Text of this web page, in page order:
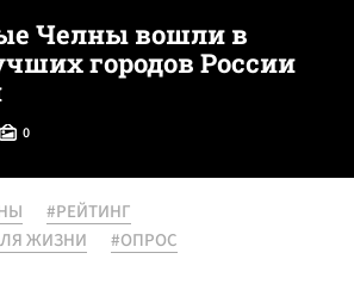
Челны вошли в
городов России
0
#РЕЙТИНГ
ЖИЗНИ
#ОПРОС